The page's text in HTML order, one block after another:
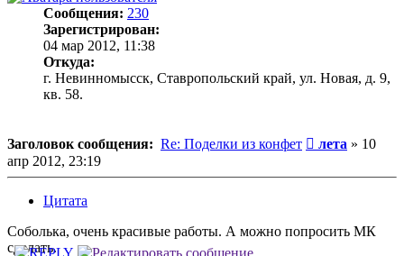
Сообщения: 230
Зарегистрирован:
04 мар 2012, 11:38
Откуда:
г. Невинномысск, Ставропольский край, ул. Новая, д. 9,
кв. 58.
Заголовок сообщения: Re: Поделки из конфет Сообщение
лета » 10
апр 2012, 23:19
Цитата
Соболька, очень красивые работы. А можно попросить МК
сделать.